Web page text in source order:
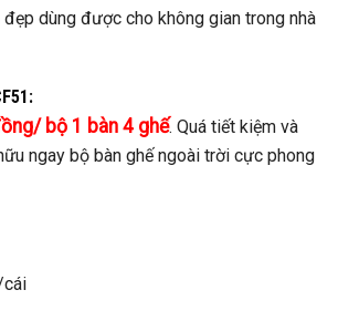
đẹp dùng được cho không gian trong nhà
bộ 1 bàn 4 ghế. Quá tiết kiệm và
ngay bộ bàn ghế ngoài trời cực phong
cái